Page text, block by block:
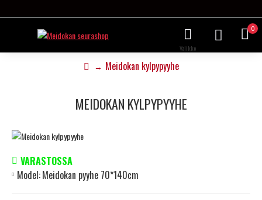
0
Meidokan kylpypyyhe
MEIDOKAN KYLPYPYYHE
VARASTOSSA
Model:Meidokan pyyhe 70*140cm